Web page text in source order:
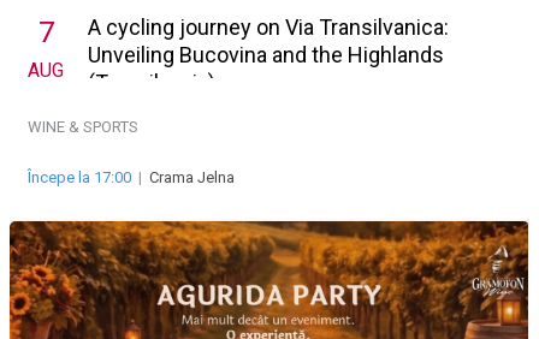
7
AUG
A cycling journey on Via Transilvanica:
Unveiling Bucovina and the Highlands
(Transilvania)
WINE & SPORTS
Începe la 17:00 | Crama Jelna